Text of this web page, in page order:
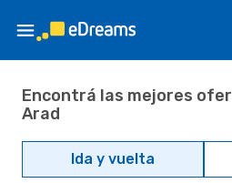
Encontrá las mejores
Arad
Ida y vuelta